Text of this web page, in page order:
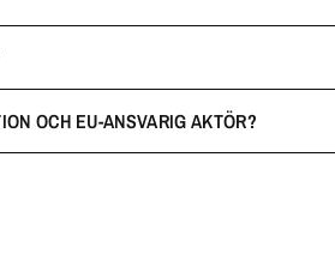
OCH EU-ANSVARIG AKTÖR?